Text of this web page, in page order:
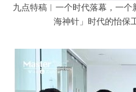
九点特稿︱一个时代落幕，一
海神针」时代的怡保